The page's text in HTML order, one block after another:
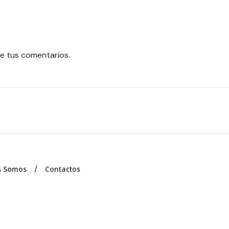
tus comentarios.
Somos Contactos